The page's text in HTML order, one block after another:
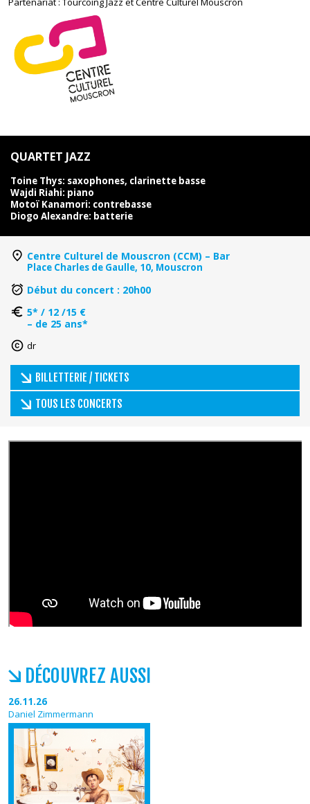
QUARTET JAZZ
Toine Thys: saxophones, clarinette basse
Wajdi Riahi: piano
Motoï Kanamori: contrebasse
Diogo Alexandre: batterie
Centre Culturel de Mouscron (CCM) – Bar
Place Charles de Gaulle, 10, Mouscron
Début du concert : 20h00
5* / 12 /15 €
– de 25 ans*
dr
BILLETTERIE / TICKETS
TOUS LES CONCERTS
DÉCOUVREZ AUSSI
26.11.26
Daniel Zimmermann